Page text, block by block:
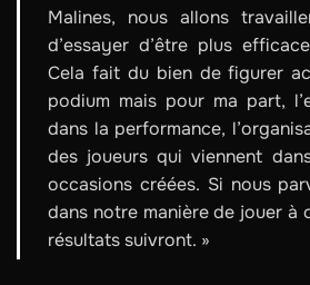
Malines, nous allons
d’essayer d’être plus
Cela fait du bien de figurer
podium mais pour ma part,
dans la performance,
des joueurs qui viennent
occasions créées. Si nous
dans notre manière de jouer à
résultats suivront. »